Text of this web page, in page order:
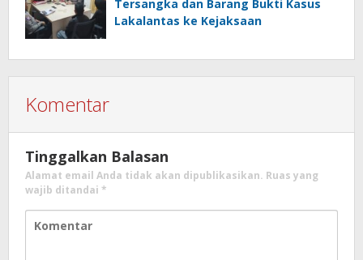
Tersangka dan Barang Bukti Kasus
Lakalantas ke Kejaksaan
Komentar
Tinggalkan Balasan
Alamat email Anda tidak akan dipublikasikan. Ruas yang
wajib ditandai *